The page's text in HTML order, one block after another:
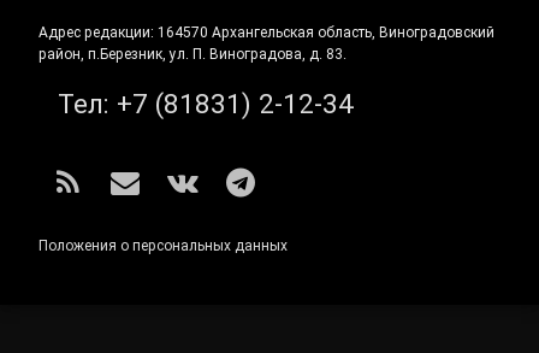
Адрес редакции: 164570 Архангельская область, Виноградовский
район, п.Березник, ул. П. Виноградова, д. 83.
Тел: +7 (81831) 2-12-34
RSS E-mailВКонтакте
Telegram
Положения о персональных данных